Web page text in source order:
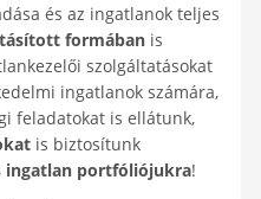
és az ingatlanok teljes
formábanis
szolgáltatásokat
ingatlanok számára,
feladatokat is ellátunk,
is biztosítunk
ingatlan portfóliójukra!